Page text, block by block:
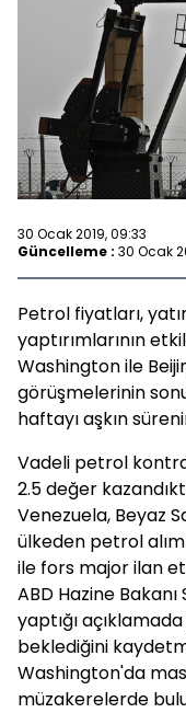
30 Ocak 2019, 09:33
Güncelleme : 30 Ocak
Petrol fiyatları,
yaptırımlarının
Washington ile
görüşmelerinin
haftayı aşkın
Vadeli petrol
2.5 değer
Venezuela, Beyaz
ülkeden petrol
ile fors major ilan
ABD Hazine
yaptığı
beklediğini
Washington'da
müzakerelerde